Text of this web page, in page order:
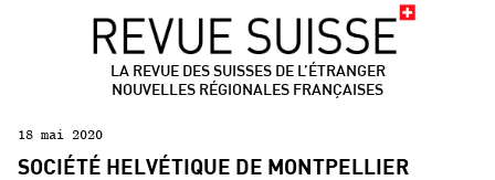
LA REVUE DES SUISSES DE L’ÉTRANGER
NOUVELLES RÉGIONALES FRANÇAISES
18 mai 2020
SOCIÉTÉ HELVÉTIQUE DE MONTPELLIER